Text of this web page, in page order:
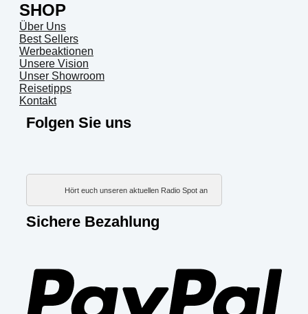
SHOP
Über Uns
Best Sellers
Werbeaktionen
Unsere Vision
Unser Showroom
Reisetipps
Kontakt
Folgen Sie uns
Hört euch unseren aktuellen Radio Spot an
Sichere Bezahlung